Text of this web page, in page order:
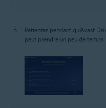
Patientez pendant qu’Avast
peut prendre un peu de temps.